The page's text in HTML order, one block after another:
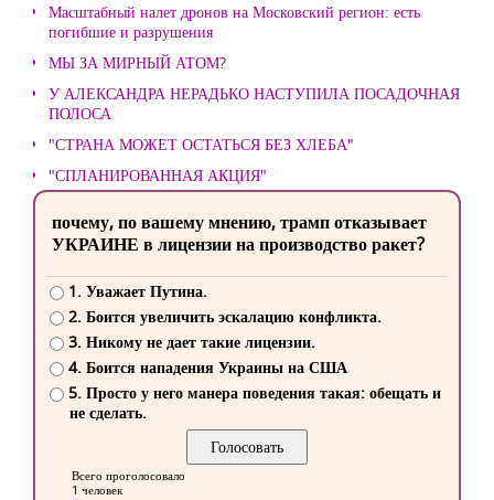
Масштабный налет дронов на Московский регион: есть
погибшие и разрушения
МЫ ЗА МИРНЫЙ АТОМ?
У АЛЕКСАНДРА НЕРАДЬКО НАСТУПИЛА ПОСАДОЧНАЯ
ПОЛОСА
"СТРАНА МОЖЕТ ОСТАТЬСЯ БЕЗ ХЛЕБА"
"СПЛАНИРОВАННАЯ АКЦИЯ"
почему, по вашему мнению, трамп отказывает
УКРАИНЕ в лицензии на производство ракет?
1. Уважает Путина.
2. Боится увеличить эскалацию конфликта.
3. Никому не дает такие лицензии.
4. Боится нападения Украины на США
5. Просто у него манера поведения такая: обещать и
не сделать.
Всего проголосовало
1 человек